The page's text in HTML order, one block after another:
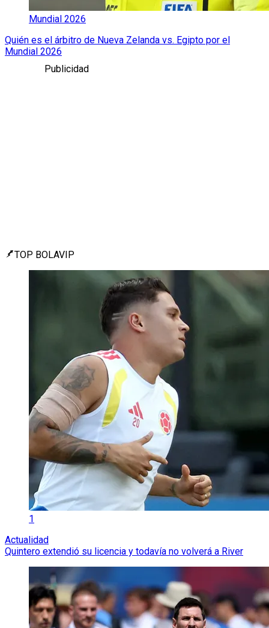
Mundial 2026
Quién es el árbitro de Nueva Zelanda vs. Egipto por el
Mundial 2026
Publicidad
TOP BOLAVIP
1
Actualidad
Quintero extendió su licencia y todavía no volverá a River